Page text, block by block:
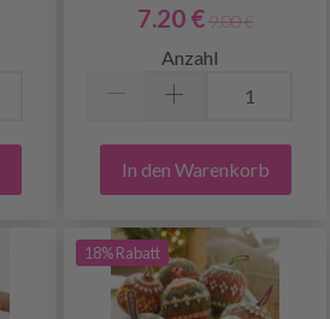
7.20 € 9.00 €
Anzahl
In den Warenkorb
18% Rabatt